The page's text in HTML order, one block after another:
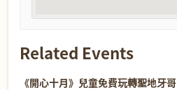
Related Events
《開心十月》兒童免費玩轉聖地牙哥